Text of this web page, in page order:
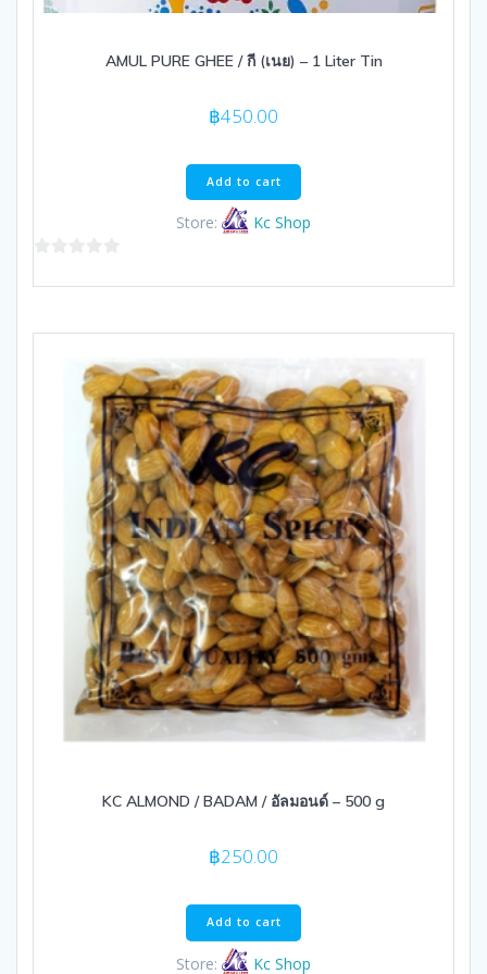
AMUL PURE GHEE / กี (เนย) – 1 Liter Tin
฿450.00
Add to cart
Store: Kc Shop
KC ALMOND / BADAM / อัลมอนด์ – 500 g
฿250.00
Add to cart
Store: Kc Shop